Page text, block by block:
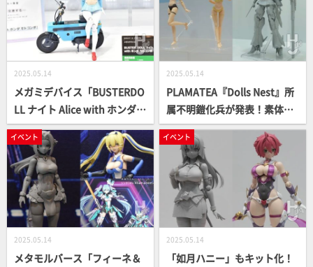
5】
ル（仮）」最新情報もチェッ
ク【コトブキヤ／静岡ホビー
ショー2025】
2025.05.14
メガミデバイス「BUSTERDO
LL ナイト Alice with ホンダモ
トコンポ」が発表！最新アイ
テム「ユグドラシス ガルム・
リッパー」「B1R-M シャーシ
キット」も展示中【コトブキ
ヤ／静岡ホビーショー2025】
2025.05.14
PLAMATEA『Dolls Nest』所
属不明鎧化兵が発表！素体ア
イテム「ミューズボディ
（仮）」2種も登場！【グッ
ドスマイルカンパニー／静岡
ホビーショー2025】
イベント
2025.05.14
メタモルバース「フィーネ＆
イベント
2025.05.14
「如月ハニー」もキット化！